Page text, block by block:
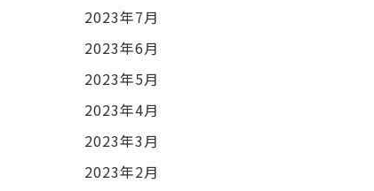
2023年7月
2023年6月
2023年5月
2023年4月
2023年3月
2023年2月